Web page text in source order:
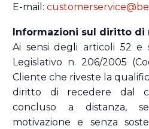
E-mail:
Informazioni sul diritto di
Ai sensi degli articoli 52 e
Legislativo n. 206/2005
Cliente che riveste la
diritto di recedere dal
concluso a distanza,
motivazione e senza